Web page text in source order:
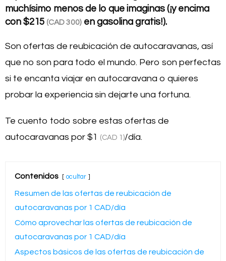
muchísimo menos de lo que imaginas (¡y encima
con $215 (CAD 300) en gasolina gratis!).
Son ofertas de reubicación de autocaravanas, así
que no son para todo el mundo. Pero son perfectas
si te encanta viajar en autocaravana o quieres
probar la experiencia sin dejarte una fortuna.
Te cuento todo sobre estas ofertas de
autocaravanas por $1 (CAD 1)/día.
Contenidos ocultar
Resumen de las ofertas de reubicación de
autocaravanas por 1 CAD/día
Cómo aprovechar las ofertas de reubicación de
autocaravanas por 1 CAD/día
Aspectos básicos de las ofertas de reubicación de